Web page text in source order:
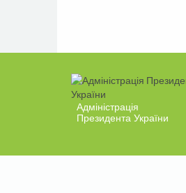
Адміністрація
Президента України